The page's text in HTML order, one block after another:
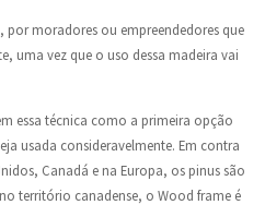
por moradores ou empreendedores que
uma vez que o uso dessa madeira vai
essa técnica como a primeira opção
usada consideravelmente. Em contra
Canadá e na Europa, os pinus são
território canadense, o Wood frame é